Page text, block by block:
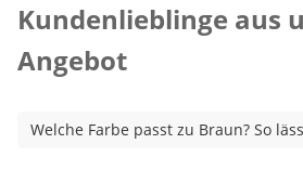
Kundenlieblinge aus
Angebot
Welche Farbe passt zu Braun? So